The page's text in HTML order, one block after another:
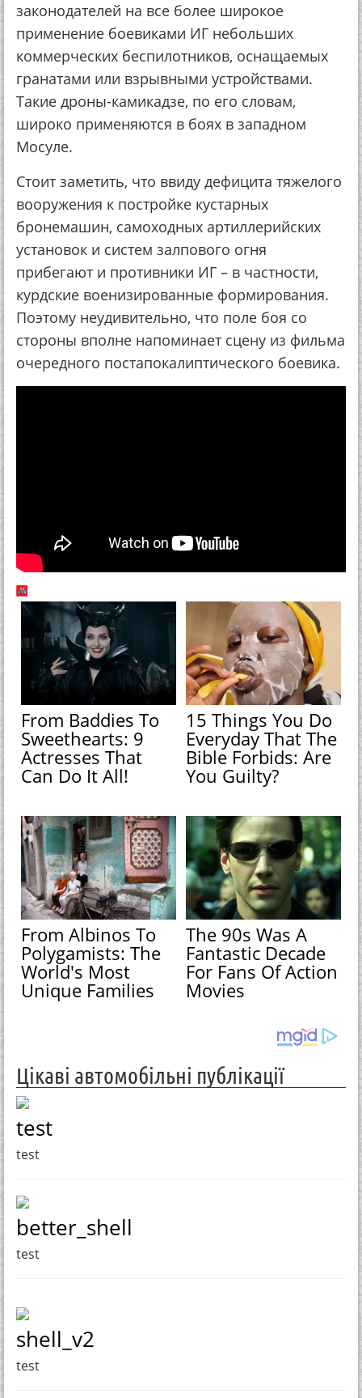
законодателей на все более широкое
применение боевиками ИГ небольших
коммерческих беспилотников, оснащаемых
гранатами или взрывными устройствами.
Такие дроны-камикадзе, по его словам,
широко применяются в боях в западном
Мосуле.
Стоит заметить, что ввиду дефицита тяжелого
вооружения к постройке кустарных
бронемашин, самоходных артиллерийских
установок и систем залпового огня
прибегают и противники ИГ – в частности,
курдские военизированные формирования.
Поэтому неудивительно, что поле боя со
стороны вполне напоминает сцену из фильма
очередного постапокалиптического боевика.
From Baddies To
Sweethearts: 9
Actresses That
Can Do It All!
15 Things You Do
Everyday That The
Bible Forbids: Are
You Guilty?
From Albinos To
Polygamists: The
World's Most
Unique Families
The 90s Was A
Fantastic Decade
For Fans Of Action
Movies
Цікаві автомобільні публікації
test
test
better_shell
test
shell_v2
test